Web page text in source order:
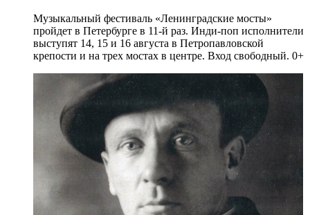
Музыкальный фестиваль «Ленинградские мосты»
пройдет в Петербурге в 11-й раз. Инди-поп исполнители
выступят 14, 15 и 16 августа в Петропавловской
крепости и на трех мостах в центре. Вход свободный. 0+